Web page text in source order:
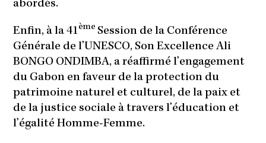
abordés.
Enfin, à la 41ème Session de la Conférence
Générale de l’UNESCO, Son Excellence Ali
BONGO ONDIMBA, a réaffirmé l’engagement
du Gabon en faveur de la protection du
patrimoine naturel et culturel, de la paix et
de la justice sociale à travers l’éducation et
l’égalité Homme-Femme.